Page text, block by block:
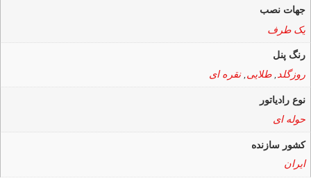
جهات نصب
یک طرف
رنگ پنل
روزگلد,طلایی,نقره ای
نوع رادیاتور
حوله ای
کشور سازنده
ایران